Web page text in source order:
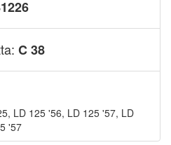
C 38
LD 125 '56, LD 125 '57, LD
'57